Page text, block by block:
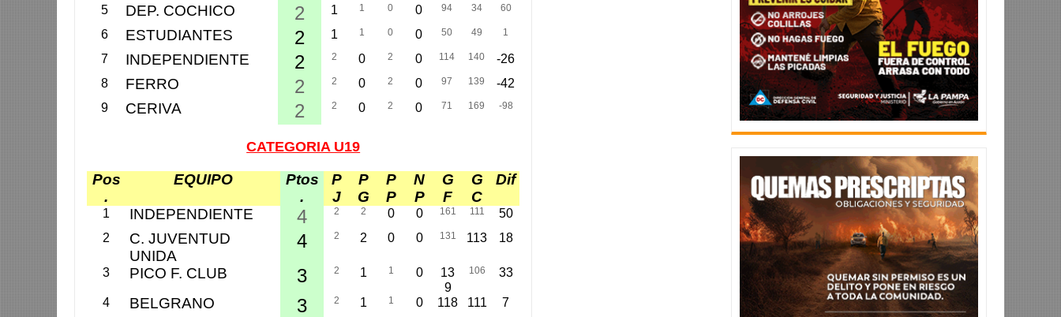
5 DEP. COCHICO 2 1 1 0 0 94 34 60
6 ESTUDIANTES 2 1 1 0 0 50 49 1
7 INDEPENDIENTE 2 2 0 2 0 114 140
-26
8
FERRO 2 2 0 2 0 97 139
-42
9
CERIVA 2 2 0 2 0 71 169 -98
CATEGORIA U19
Pos
.
EQUIPO
Ptos
.
P
J
P
G
P
P
N
P
G
F
G
C
Dif
1 INDEPENDIENTE 4 2 2 0 0 161 111
50
2
C. JUVENTUD
UNIDA
4 2 2 0 0 131 113 18
3 PICO F. CLUB 3 2 1 1 0
13
9
106 33
4 BELGRANO 3 2 1 1 0 118 111
7